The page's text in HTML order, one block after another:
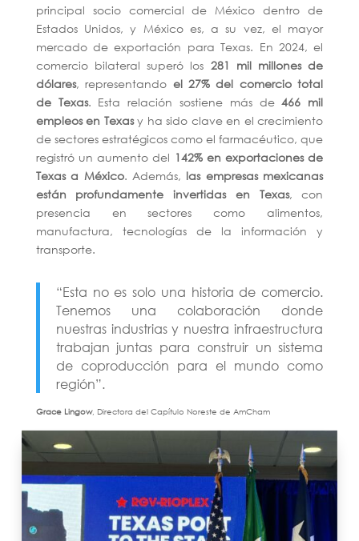
principal socio comercial de México dentro de
Estados Unidos, y México es, a su vez, el mayor
mercado de exportación para Texas. En 2024, el
comercio bilateral superó los 281 mil millones de
dólares, representando el 27% del comercio total
de Texas. Esta relación sostiene más de466 mil
empleos en Texasy ha sido clave en el crecimiento
de sectores estratégicos como el farmacéutico, que
registró un aumento del 142% en exportaciones de
Texas a México. Además, las empresas mexicanas
están profundamente invertidas en Texas, con
presencia en sectores como alimentos,
manufactura, tecnologías de la información y
transporte.
“Esta no es solo una historia de comercio.
Tenemos una colaboración donde
nuestras industrias y nuestra infraestructura
trabajan juntas para construir un sistema
de coproducción para el mundo como
región”.
Grace Lingow, Directora del Capítulo Noreste de AmCham